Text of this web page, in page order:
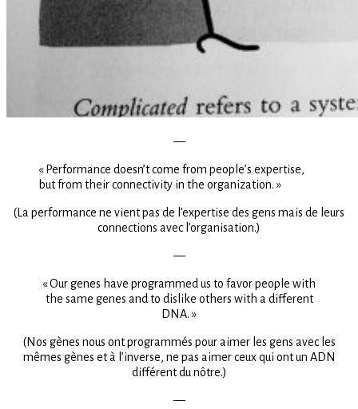
—
« Performance doesn’t come from people’s expertise,
but from their connectivity in the organization. »
(La performance ne vient pas de l’expertise des gens mais de leurs
connections avec l’organisation.)
—
« Our genes have programmed us to favor people with
the same genes and to dislike others with a different
DNA. »
(Nos gènes nous ont programmés pour aimer les gens avec les
mêmes gènes et à l’inverse, ne pas aimer ceux qui ont un ADN
différent du nôtre.)
—